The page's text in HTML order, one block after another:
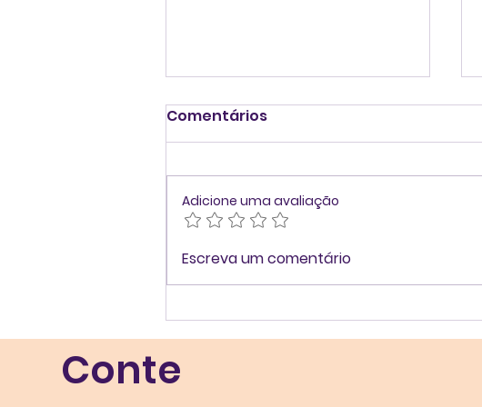
Case Desenvolvimento
de Lideranças: Saúde
Comentários
Adicione uma avaliação
Escreva um comentário
Conte